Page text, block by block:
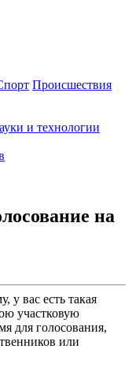
Происшествия
и технологии
на
у вас есть такая
участковую
для голосования,
или